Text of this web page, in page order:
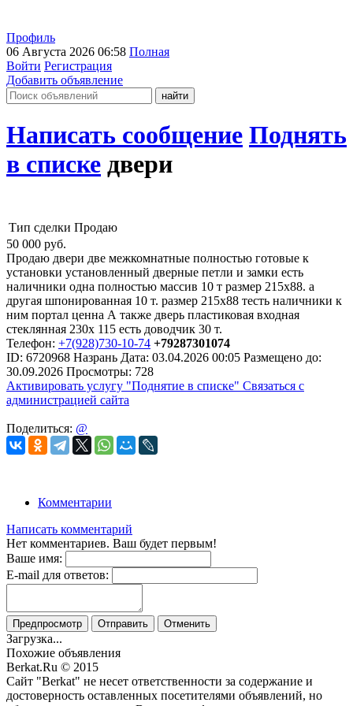
Профиль
06 Августа 2026 06:58 Полная
Войти Регистрация
Добавить объявление
Написать сообщение Поднять
в списке двери
Тип сделки Продаю
50 000 руб.
Продаю двери две межкомнатные полностью готовые к
установки установленный дверные петли и замки есть
наличники одна полностью массив 10 т размер 215х88. а
другая шпонированная 10 т. размер 215х88 тесть наличники к
ним портал ценна А также дверь пластиковая входная
стеклянная 230х 115 есть доводчик 30 т.
Телефон: +7(928)730-10-74 +79287301074
ID: 6720968 Назрань Дата: 03.04.2026 00:05 Размещено до:
30.09.2026 Просмотры: 728
Активировать услугу "Поднятие в списке" Связаться с
администрацией сайта
Поделиться: @
Комментарии
Написать комментарий
Нет комментариев. Ваш будет первым!
Ваше имя:
E-mail для ответов:
Предпросмотр Отправить Отменить
Загрузка...
Похожие объявления
Berkat.Ru © 2015
Сайт "Berkat" не несет ответственности за содержание и
достоверность оставленных посетителями объявлений, но